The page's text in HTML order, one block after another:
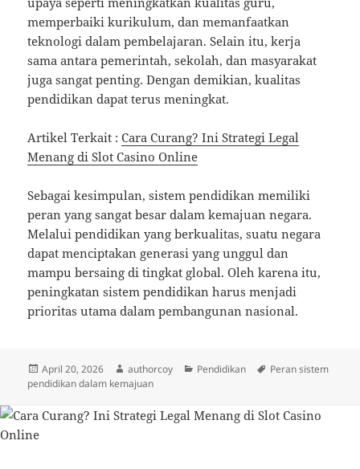
memperbaiki kurikulum, dan memanfaatkan
teknologi dalam pembelajaran. Selain itu, kerja
sama antara pemerintah, sekolah, dan masyarakat
juga sangat penting. Dengan demikian, kualitas
pendidikan dapat terus meningkat.
Artikel Terkait :Cara Curang? Ini Strategi Legal
Menang di Slot Casino Online
Sebagai kesimpulan, sistem pendidikan memiliki
peran yang sangat besar dalam kemajuan negara.
Melalui pendidikan yang berkualitas, suatu negara
dapat menciptakan generasi yang unggul dan
mampu bersaing di tingkat global. Oleh karena itu,
peningkatan sistem pendidikan harus menjadi
prioritas utama dalam pembangunan nasional.
Diposkan
pada
April 20, 2026 Penulis
authorcoy Kategori
Pendidikan Tag
Peran sistem
pendidikan dalam kemajuan